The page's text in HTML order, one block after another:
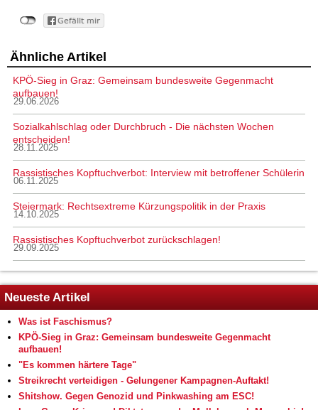
Ähnliche Artikel
KPÖ-Sieg in Graz: Gemeinsam bundesweite Gegenmacht
aufbauen!
29.06.2026
Sozialkahlschlag oder Durchbruch - Die nächsten Wochen
entscheiden!
28.11.2025
Rassistisches Kopftuchverbot: Interview mit betroffener Schülerin
06.11.2025
Steiermark: Rechtsextreme Kürzungspolitik in der Praxis
14.10.2025
Rassistisches Kopftuchverbot zurückschlagen!
29.09.2025
Neueste Artikel
Was ist Faschismus?
KPÖ-Sieg in Graz: Gemeinsam bundesweite Gegenmacht
aufbauen!
"Es kommen härtere Tage"
Streikrecht verteidigen - Gelungener Kampagnen-Auftakt!
Shitshow. Gegen Genozid und Pinkwashing am ESC!